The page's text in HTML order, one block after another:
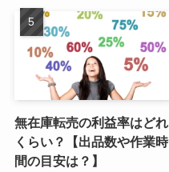
無在庫転売の利益率はどれ
くらい？【出品数や作業時
間の目安は？】